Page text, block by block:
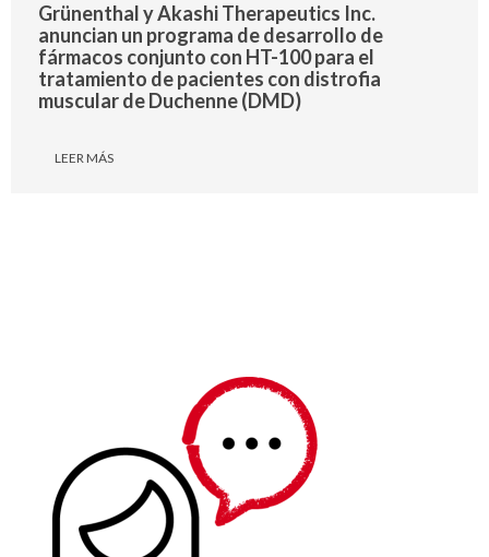
Grünenthal y Akashi Therapeutics Inc.
anuncian un programa de desarrollo de
fármacos conjunto con HT-100 para el
tratamiento de pacientes con distrofia
muscular de Duchenne (DMD)
LEER MÁS